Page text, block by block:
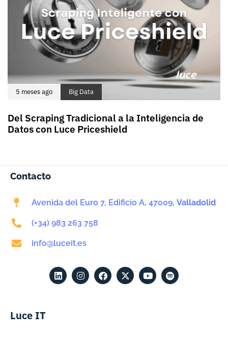
5 meses ago Big Data
Del Scraping Tradicional a la Inteligencia de
Datos con Luce Priceshield
Contacto
Avenida del Euro 7, Edificio A, 47009, Valladolid
(+34) 983 263 758
info@luceit.es
Luce IT